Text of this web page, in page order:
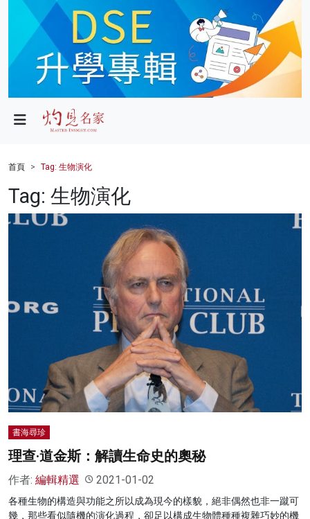
政局
財經
健康
影片
灼見活動
關於我們
首頁 Tag: 生物演化
Tag: 生物演化
書海尋珍
理查·道金斯：解讀生命史的奧秘
作者: 編輯精選 2021-01-02
各種生物的構造與功能之所以成為現今的樣貌，絕非偶然也非一蹴可
幾，那些看似隨機的演化過程，卻足以構成生物體種種複雜巧妙的機